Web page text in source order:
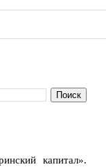
капитал».